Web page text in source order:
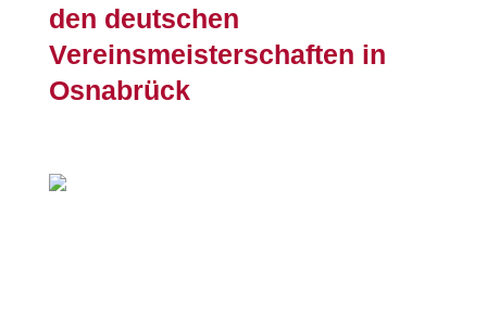
den deutschen
Vereinsmeisterschaften in
Osnabrück